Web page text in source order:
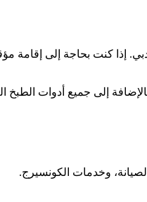
إذا كنت بحاجة إلى إقامة
إلى جميع أدوات الطبخ